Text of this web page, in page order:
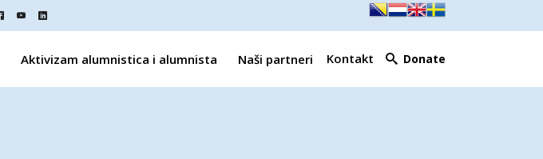
Aktivizam alumnistica i alumnista Naši partneri Kontakt Donate